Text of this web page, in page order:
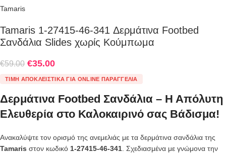
Tamaris
Tamaris 1-27415-46-341 Δερμάτινα Footbed
Σανδάλια Slides χωρίς Κούμπωμα
€59.00 €35.00
ΤΙΜΉ ΑΠΟΚΛΕΙΣΤΙΚΆ ΓΙΑ ONLINE ΠΑΡΑΓΓΕΛΊΑ
Δερμάτινα Footbed Σανδάλια – Η Απόλυτη
Ελευθερία στο Καλοκαιρινό σας Βάδισμα!
Ανακαλύψτε τον ορισμό της ανεμελιάς με τα δερμάτινα σανδάλια της
Tamaris στον κωδικό 1-27415-46-341. Σχεδιασμένα με γνώμονα την